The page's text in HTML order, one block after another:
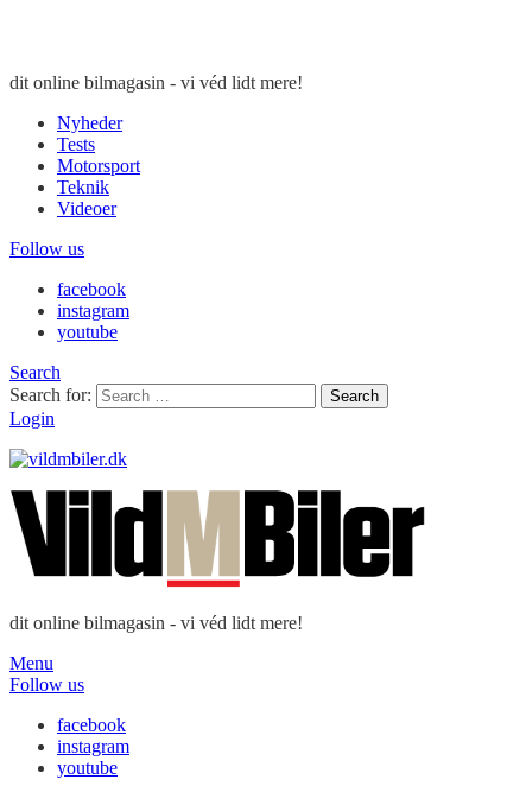
dit online bilmagasin - vi véd lidt mere!
Nyheder
Tests
Motorsport
Teknik
Videoer
Follow us
facebook
instagram
youtube
Search
Search for:
Search
Login
dit online bilmagasin - vi véd lidt mere!
Menu
Follow us
facebook
instagram
youtube